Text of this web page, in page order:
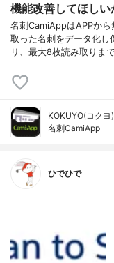
機能改善してほしい
名刺CamiAppはAPPか
取った名刺をデータ化し
リ、最大8枚読み取りま
KOKUYO(コクヨ)
名刺CamiApp
ひでひで